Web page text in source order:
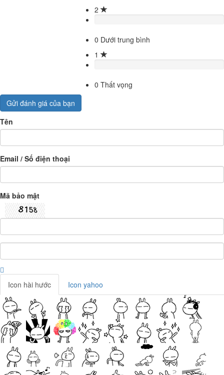
2
0 Dưới trung bình
1
0 Thất vọng
Gửi đánh giá của bạn
Tên
Email / Số điện thoại
Mã bảo mật
Icon hài hước Icon yahoo